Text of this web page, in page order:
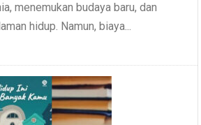
menemukan budaya baru, dan
hidup. Namun, biaya...